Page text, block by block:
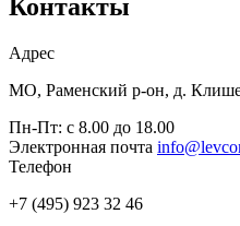
Контакты
Адрес
МО, Раменский р-он, д.
Пн-Пт: с 8.00 до 18.00
Электронная почта
Телефон
+7 (495) 923 32 46